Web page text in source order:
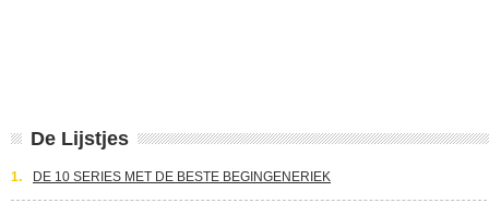
De Lijstjes
1. DE 10 SERIES MET DE BESTE BEGINGENERIEK